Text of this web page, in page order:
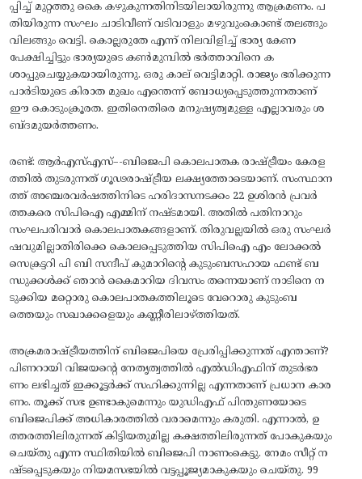
പ്പിച്ച് മുറ്റത്തു കൈ കഴുകുന്നതിനിടയിലായിരുന്നു ആക്രമണം. പ
തിയിരുന്ന സംഘം ചാടിവീണ് വടിവാളും മഴുവുംകൊണ്ട് തലങ്ങും
വിലങ്ങും വെട്ടി. കൊല്ലരുതേ എന്ന് നിലവിളിച്ച് ഭാര്യ കേണ
പേക്ഷിച്ചിട്ടും ഭാര്യയുടെ കൺമുമ്പിൽ ഭർത്താവിനെ ക
ശാപ്പുചെയ്യുകയായിരുന്നു. ഒരു കാല് വെട്ടിമാറ്റി. രാജ്യം ഭരിക്കുന്ന
പാർടിയുടെ കിരാത മുഖം എന്തെന്ന് ബോധ്യപ്പെടുത്തുന്നതാണ്
ഈ കൊടുംക്രൂരത. ഇതിനെതിരെ മനുഷ്യത്വമുള്ള എല്ലാവരും ശ
ബ്ദമുയർത്തണം.
രണ്ട്: ആർഎസ്എസ്–-ബിജെപി കൊലപാതക രാഷ്‌ട്രീയം കേരള
ത്തിൽ തുടരുന്നത് ഗൂഢരാഷ്ട്രീയ ലക്ഷ്യത്തോടെയാണ്. സംസ്ഥാന
ത്ത് അഞ്ചരവർഷത്തിനിടെ ഹരിദാസനടക്കം 22 ഉശിരൻ പ്രവർ
ത്തകരെ സിപിഐ എമ്മിന് നഷ്ടമായി. അതിൽ പതിനാറും
സംഘപരിവാർ കൊലപാതകങ്ങളാണ്‌. തിരുവല്ലയിൽ ഒരു സംഘർ
ഷവുമില്ലാതിരിക്കെ കൊലപ്പെടുത്തിയ സിപിഐ എം ലോക്കൽ
സെക്രട്ടറി പി ബി സന്ദീപ് കുമാറിന്റെ കുടുംബസഹായ ഫണ്ട് ബ
ന്ധുക്കൾക്ക് ഞാൻ കൈമാറിയ ദിവസം തന്നെയാണ് നാടിനെ ന
ടുക്കിയ മറ്റൊരു കൊലപാതകത്തിലൂടെ വേറൊരു കുടുംബ
ത്തെയും സഖാക്കളെയും കണ്ണീരിലാഴ്‌ത്തിയത്.
അക്രമരാഷ്ട്രീയത്തിന് ബിജെപിയെ പ്രേരിപ്പിക്കുന്നത് എന്താണ്?
പിണറായി വിജയന്റെ നേതൃത്വത്തിൽ എൽഡിഎഫിന് തുടർഭര
ണം ലഭിച്ചത് ഇക്കൂട്ടർക്ക് സഹിക്കുന്നില്ല എന്നതാണ് പ്രധാന കാര
ണം. തൂക്ക് സഭ ഉണ്ടാകുമെന്നും യുഡിഎഫ് പിന്തുണയോടെ
ബിജെപിക്ക് അധികാരത്തിൽ വരാമെന്നും കരുതി. എന്നാൽ, ഉ
ത്തരത്തിലിരുന്നത് കിട്ടിയതുമില്ല കക്ഷത്തിലിരുന്നത് പോകുകയും
ചെയ്തു എന്ന സ്ഥിതിയിൽ ബിജെപി നാണംകെട്ടു. നേമം സീറ്റ് ന
ഷ്ടപ്പെടുകയും നിയമസഭയിൽ വട്ടപ്പൂജ്യമാകുകയും ചെയ്തു. 99